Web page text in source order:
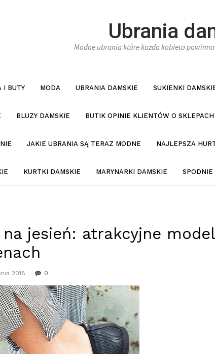
Ubrania
Modne ubrania które każda kobieta
I BUTY MODA UBRANIA DAMSKIE SUKIENKI
BLUZY DAMSKIE BUTIK OPINIE KLIENTÓW O
JAKIE UBRANIA SĄ TERAZ MODNE NAJLEPSZA
KURTKI DAMSKIE MARYNARKI DAMSKIE SPODNIE
na jesień: atrakcyjne
2018 0